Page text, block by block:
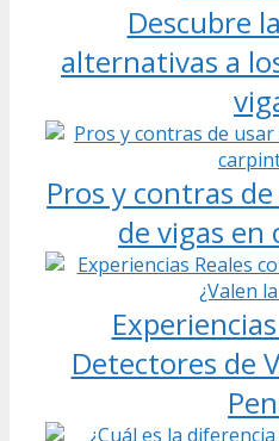
Descubre
alternativas a
Pros y contras
de vigas
Detectores de